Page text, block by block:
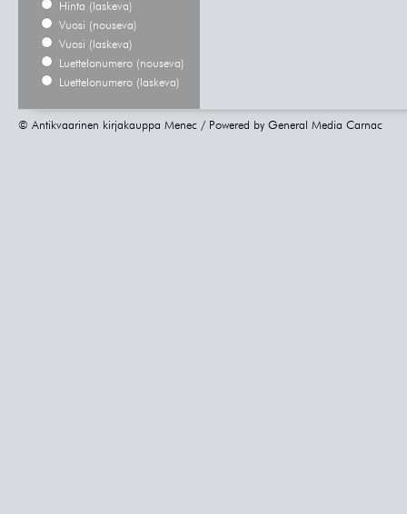
Hinta (laskeva)
Vuosi (nouseva)
Vuosi (laskeva)
Luettelonumero (nouseva)
Luettelonumero (laskeva)
© Antikvaarinen kirjakauppa Menec / Powered by General Media Carnac